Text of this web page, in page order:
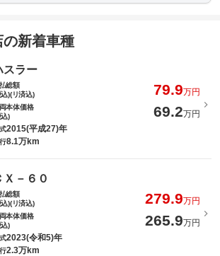
の新着車種
スラー
総額
)(リ済込)
79.9万円
本体価格
)
69.2万円
2015(平成27)年
8.1万km
Ｘ－６０
総額
)(リ済込)
279.9万円
本体価格
)
265.9万円
2023(令和5)年
2.3万km